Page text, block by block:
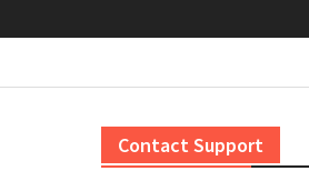
Contact Support